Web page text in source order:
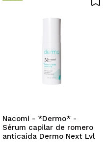
Nacomi - *Dermo* -
Sérum capilar de romero
anticaída Dermo Next Lvl